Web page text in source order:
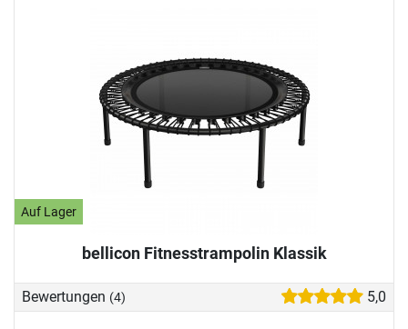
Auf Lager
bellicon Fitnesstrampolin Klassik
Bewertungen (4) 5,0